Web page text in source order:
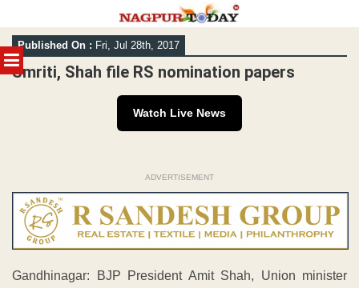
MENU
Skip
to
content
Published On : Fri, Jul 28th, 2017
Smriti, Shah file RS nomination papers
Watch Live News
ADVERTISEMENT
Gandhinagar: BJP President Amit Shah, Union minister